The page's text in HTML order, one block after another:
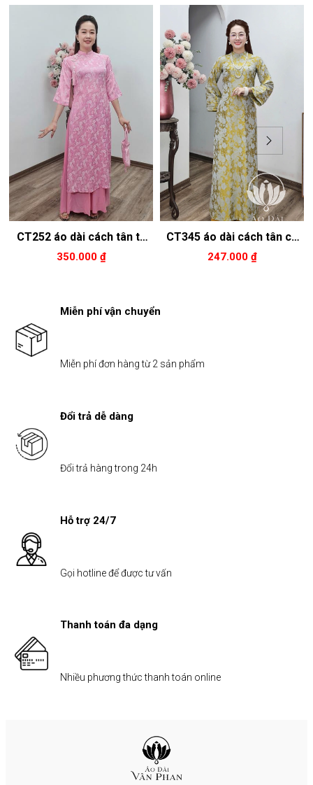
CT252 áo dài cách tân tơ
tằm cổ 2p tay loe màu hồng
350.000 ₫
CT345 áo dài cách tân cổ
2p tay dài loe màu vàng
247.000 ₫
Miễn phí vận chuyển
Miễn phí đơn hàng từ 2 sản phẩm
Đổi trả dễ dàng
Đổi trả hàng trong 24h
Hỗ trợ 24/7
Gọi hotline để được tư vấn
Thanh toán đa dạng
Nhiều phương thức thanh toán online